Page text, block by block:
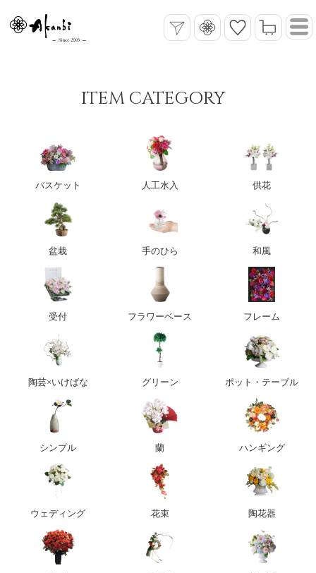
ITEM CATEGORY
バスケット 人工水入 供花
盆栽 手のひら 和風
受付 フラワーベース フレーム
陶芸×いけばな グリーン ポット・テーブル
シンプル 蘭 ハンギング
ウェディング 花束 陶花器